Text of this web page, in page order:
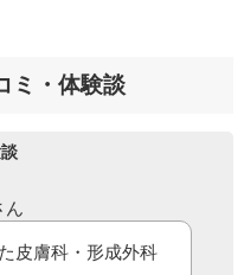
ミ・体験談
ん
皮膚科・形成外科